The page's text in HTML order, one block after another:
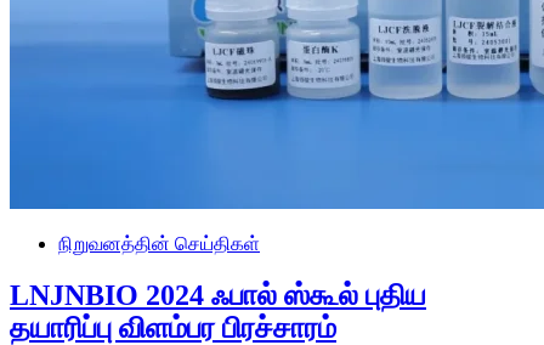
நிறுவனத்தின் செய்திகள்
LNJNBIO 2024 ஃபால் ஸ்கூல் புதிய
தயாரிப்பு விளம்பர பிரச்சாரம்